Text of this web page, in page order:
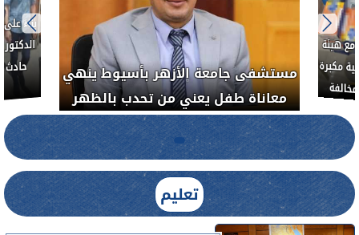
بناءً
حادث
مستشفى جامعة الأزهر بأسيوط ينهي
معاناة طفل يعني من تحدب بالظهر
هيئة
مكبرة
تعليم